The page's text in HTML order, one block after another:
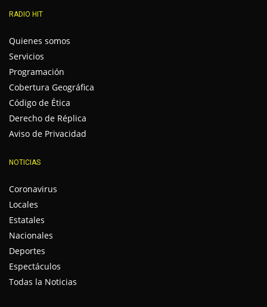
RADIO HIT
Quienes somos
Servicios
Programación
Cobertura Geográfica
Código de Ética
Derecho de Réplica
Aviso de Privacidad
NOTICIAS
Coronavirus
Locales
Estatales
Nacionales
Deportes
Espectáculos
Todas la Noticias